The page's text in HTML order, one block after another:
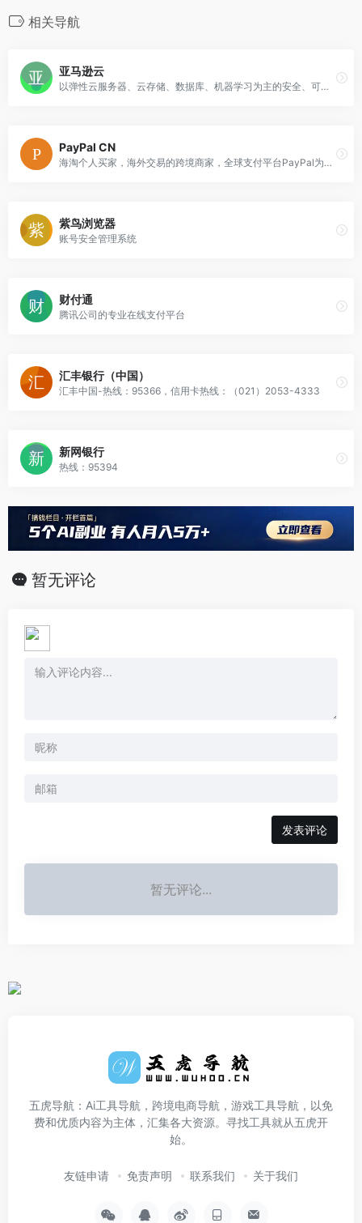
相关导航
亚马逊云
以弹性云服务器、云存储、数据库、机器学习为主的安全、可靠的云计算服务，帮助企业轻松上云。
PayPal CN
海淘个人买家，海外交易的跨境商家，全球支付平台PayPal为你带来快捷、安全的收付款解决方案。
紫鸟浏览器
账号安全管理系统
财付通
腾讯公司的专业在线支付平台
汇丰银行（中国）
汇丰中国-热线：95366，信用卡热线：（021）2053-4333
新网银行
热线：95394
暂无评论
发表评论
暂无评论...
五虎导航：Ai工具导航，跨境电商导航，游戏工具导航，以免
费和优质内容为主体，汇集各大资源。寻找工具就从五虎开
始。
友链申请 免责声明 联系我们 关于我们